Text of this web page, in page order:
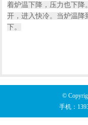
着炉温下降，压力也下降
开，进入快冷。当炉温降
下。
©
手机：